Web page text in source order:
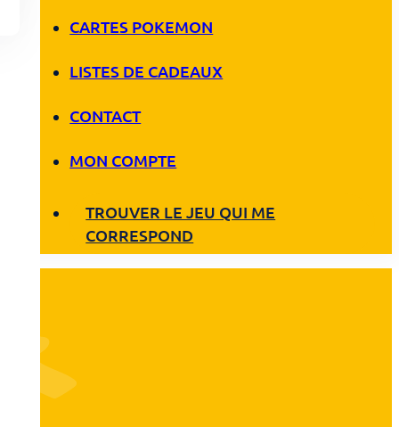
CARTES POKEMON
LISTES DE CADEAUX
CONTACT
MON COMPTE
TROUVER LE JEU QUI ME
CORRESPOND